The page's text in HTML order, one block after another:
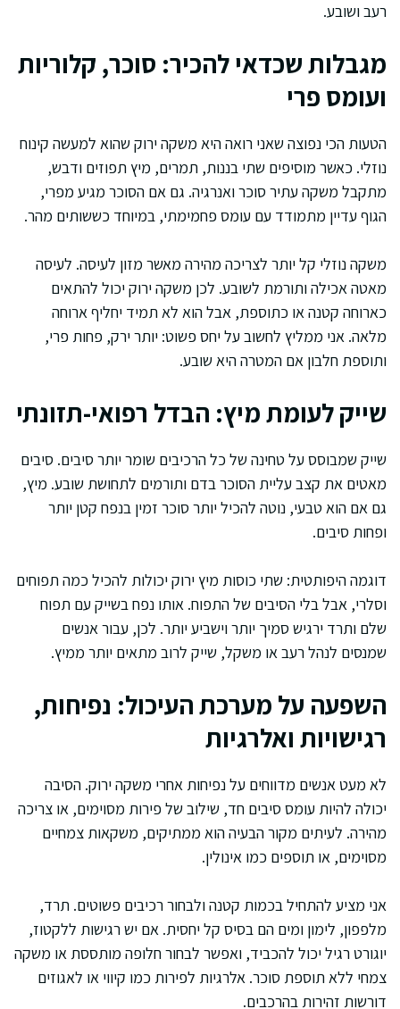
רעב ושובע.
מגבלות שכדאי להכיר: סוכר, קלוריות
ועומס פרי
הטעות הכי נפוצה שאני רואה היא משקה ירוק שהוא למעשה קינוח
נוזלי. כאשר מוסיפים שתי בננות, תמרים, מיץ תפוזים ודבש,
מתקבל משקה עתיר סוכר ואנרגיה. גם אם הסוכר מגיע מפרי,
הגוף עדיין מתמודד עם עומס פחמימתי, במיוחד כששותים מהר.
משקה נוזלי קל יותר לצריכה מהירה מאשר מזון לעיסה. לעיסה
מאטה אכילה ותורמת לשובע. לכן משקה ירוק יכול להתאים
כארוחה קטנה או כתוספת, אבל הוא לא תמיד יחליף ארוחה
מלאה. אני ממליץ לחשוב על יחס פשוט: יותר ירק, פחות פרי,
ותוספת חלבון אם המטרה היא שובע.
שייק לעומת מיץ: הבדל רפואי-תזונתי
שייק שמבוסס על טחינה של כל הרכיבים שומר יותר סיבים. סיבים
מאטים את קצב עליית הסוכר בדם ותורמים לתחושת שובע. מיץ,
גם אם הוא טבעי, נוטה להכיל יותר סוכר זמין בנפח קטן יותר
ופחות סיבים.
דוגמה היפותטית: שתי כוסות מיץ ירוק יכולות להכיל כמה תפוחים
וסלרי, אבל בלי הסיבים של התפוח. אותו נפח בשייק עם תפוח
שלם ותרד ירגיש סמיך יותר וישביע יותר. לכן, עבור אנשים
שמנסים לנהל רעב או משקל, שייק לרוב מתאים יותר ממיץ.
השפעה על מערכת העיכול: נפיחות,
רגישויות ואלרגיות
לא מעט אנשים מדווחים על נפיחות אחרי משקה ירוק. הסיבה
יכולה להיות עומס סיבים חד, שילוב של פירות מסוימים, או צריכה
מהירה. לעיתים מקור הבעיה הוא ממתיקים, משקאות צמחיים
מסוימים, או תוספים כמו אינולין.
אני מציע להתחיל בכמות קטנה ולבחור רכיבים פשוטים. תרד,
מלפפון, לימון ומים הם בסיס קל יחסית. אם יש רגישות ללקטוז,
יוגורט רגיל יכול להכביד, ואפשר לבחור חלופה מותססת או משקה
צמחי ללא תוספת סוכר. אלרגיות לפירות כמו קיווי או לאגוזים
דורשות זהירות בהרכבים.